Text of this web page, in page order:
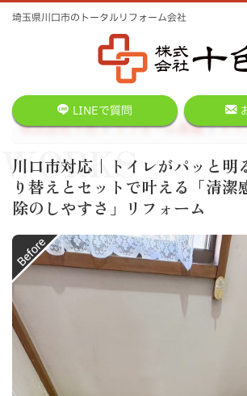
埼玉県川口市のトータルリフォーム会社
LINEで質問
株式会社十色 リフォーム実績 ト
川口市対応｜トイレがパッと明
り替えとセットで叶える「清潔
除のしやすさ」リフォーム
WORKS